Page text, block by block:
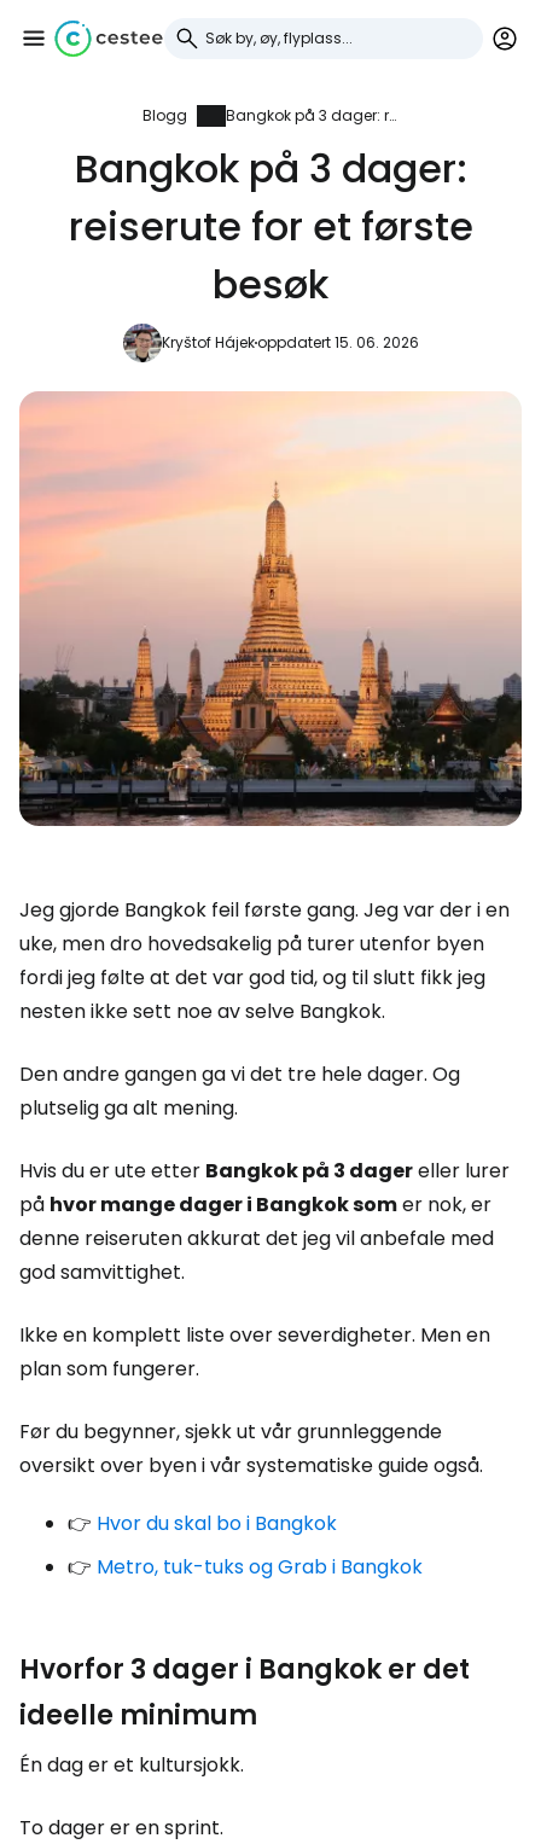
Blogg Bangkok på 3 dager: reiserute for et første besøk
Bangkok på 3 dager:
reiserute for et første
besøk
Kryštof Hájekoppdatert 15. 06. 2026
Jeg gjorde Bangkok feil første gang. Jeg var der i en
uke, men dro hovedsakelig på turer utenfor byen
fordi jeg følte at det var god tid, og til slutt fikk jeg
nesten ikke sett noe av selve Bangkok.
Den andre gangen ga vi det tre hele dager. Og
plutselig ga alt mening.
Hvis du er ute etter Bangkok på 3 dagereller lurer
på hvor mange dager i Bangkok somer nok, er
denne reiseruten akkurat det jeg vil anbefale med
god samvittighet.
Ikke en komplett liste over severdigheter. Men en
plan som fungerer.
Før du begynner, sjekk ut vår grunnleggende
oversikt over byen i vår systematiske guide også.
👉 Hvor du skal bo i Bangkok
👉 Metro, tuk-tuks og Grab i Bangkok
Hvorfor 3 dager i Bangkok er det
ideelle minimum
Én dag er et kultursjokk.
To dager er en sprint.
Logg inn på Cestee
... det verdensomspennende
reisefellesskapet
Fortsett med Google
Fortsett med Facebook
Fortsett med e-post